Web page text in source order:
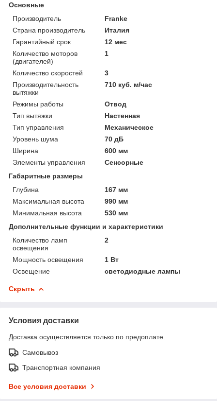
Основные
Производитель
Franke
Страна производитель
Италия
Гарантийный срок
12 мес
Количество моторов
(двигателей)
1
Количество скоростей
3
Производительность
вытяжки
710 куб. м/час
Режимы работы
Отвод
Тип вытяжки
Настенная
Тип управления
Механическое
Уровень шума
70 дБ
Ширина
600 мм
Элементы управления
Сенсорные
Габаритные размеры
Глубина
167 мм
Максимальная высота
990 мм
Минимальная высота
530 мм
Дополнительные функции и характеристики
Количество ламп
освещения
2
Мощность освещения
1 Вт
Освещение
светодиодные лампы
Скрыть
Условия доставки
Доставка осуществляется только по предоплате.
Самовывоз
Транспортная компания
Все условия доставки